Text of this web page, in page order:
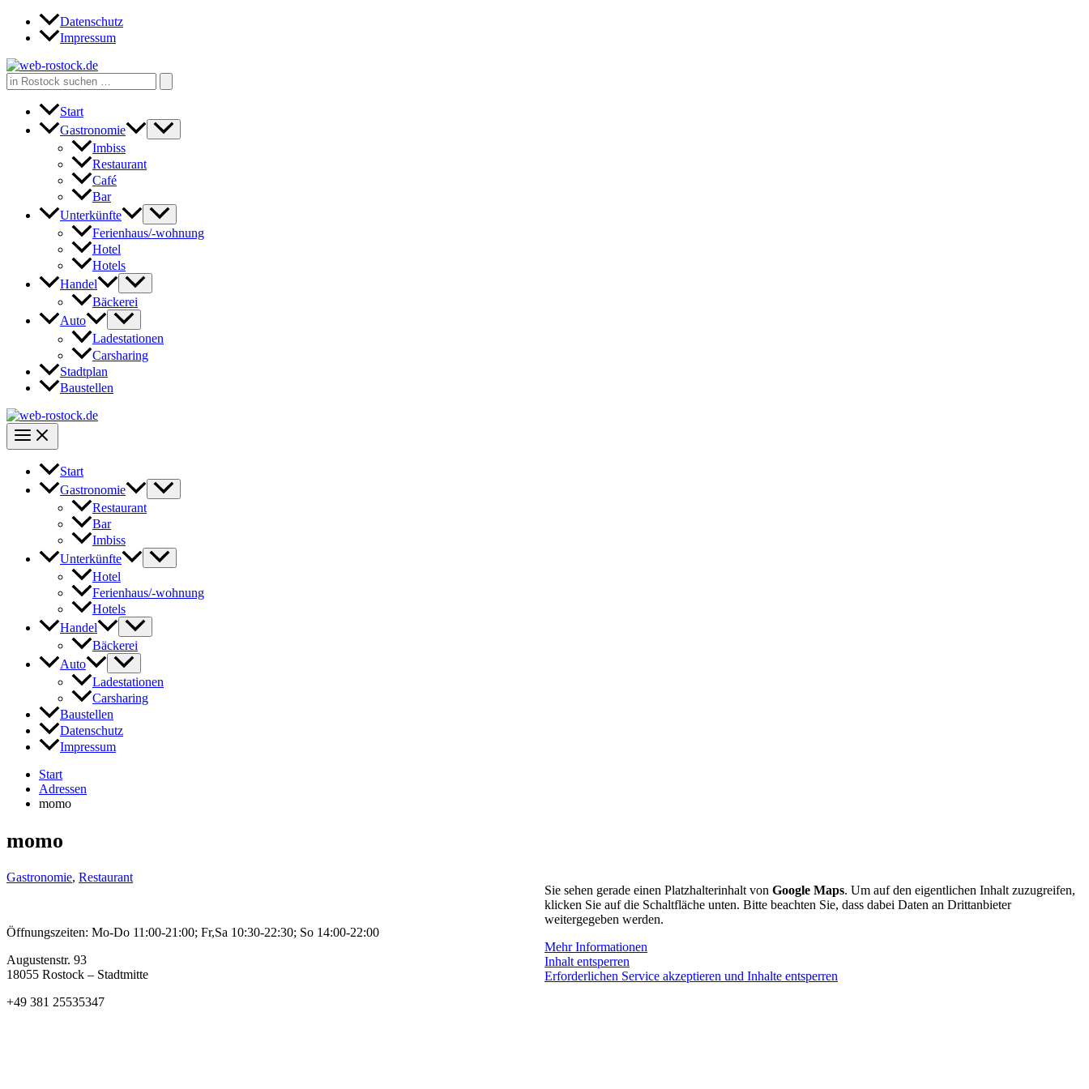
Zum
Inhalt
Datenschutz
Impressum
Search
for:
Start
Gastronomie
Imbiss
Restaurant
Café
Bar
Unterkünfte
Ferienhaus/-wohnung
Hotel
Hotels
Handel
Bäckerei
Auto
Ladestationen
Carsharing
Stadtplan
Baustellen
Start
Gastronomie
Restaurant
Bar
Imbiss
Unterkünfte
Hotel
Ferienhaus/-wohnung
Hotels
Handel
Bäckerei
Auto
Ladestationen
Carsharing
Baustellen
Datenschutz
Impressum
Start
Adressen
momo
momo
Gastronomie, Restaurant
Öffnungszeiten: Mo-Do 11:00-21:00; Fr,Sa 10:30-22:30; So 14:00-22:00
Augustenstr. 93
18055 Rostock – Stadtmitte
+49 381 25535347
Sie sehen gerade einen Platzhalterinhalt von Google Maps. Um auf den eigentlichen Inhalt zuzugreifen,
klicken Sie auf die Schaltfläche unten. Bitte beachten Sie, dass dabei Daten an Drittanbieter
weitergegeben werden.
Mehr Informationen
Inhalt entsperren
Erforderlichen Service akzeptieren und Inhalte entsperren